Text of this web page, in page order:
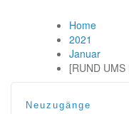
Home
2021
Januar
[RUND
Neuzugänge